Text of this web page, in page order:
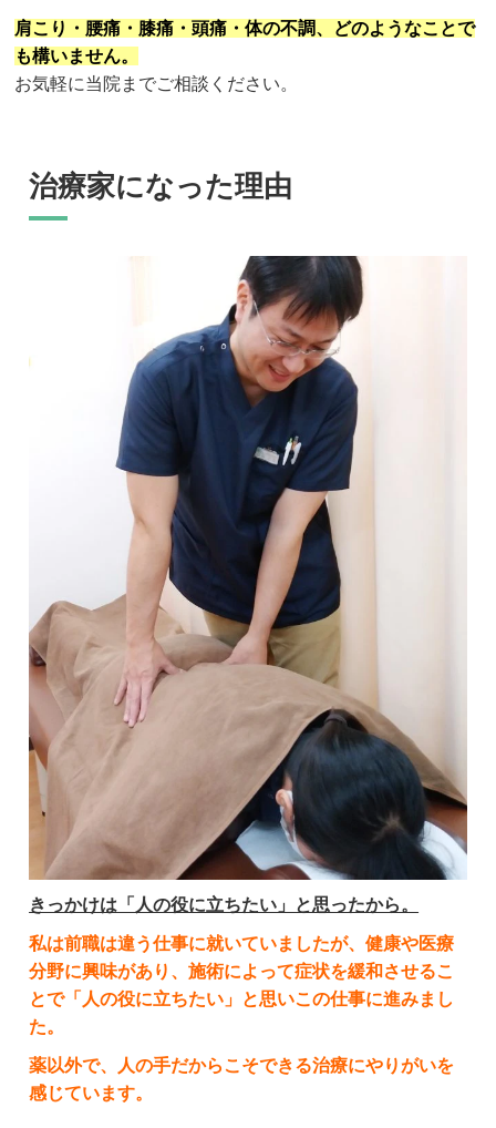
肩こり・腰痛・膝痛・頭痛・体の不調、どのようなことで
も構いません。
お気軽に当院までご相談ください。
治療家になった理由
きっかけは「人の役に立ちたい」と思ったから。
私は前職は違う仕事に就いていましたが、健康や医療
分野に興味があり、施術によって症状を緩和させるこ
とで「人の役に立ちたい」と思いこの仕事に進みまし
た。
薬以外で、
人の手だからこそできる治療にやりがいを
感じています。